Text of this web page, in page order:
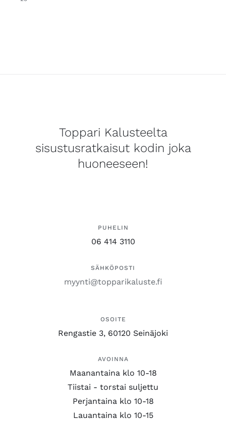
Toppari Kalusteelta
sisustusratkaisut kodin joka
huoneeseen!
PUHELIN
06 414 3110
SÄHKÖPOSTI
myynti@topparikaluste.fi
OSOITE
Rengastie 3, 60120 Seinäjoki
AVOINNA
Maanantaina klo 10-18
Tiistai - torstai suljettu
Perjantaina klo 10-18
Lauantaina klo 10-15